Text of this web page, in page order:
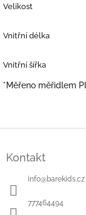
Velikost
Vnitřní délka
Vnitřní šířka
*Měřeno měřidlem
Kontakt
info@barekids.cz
777464494